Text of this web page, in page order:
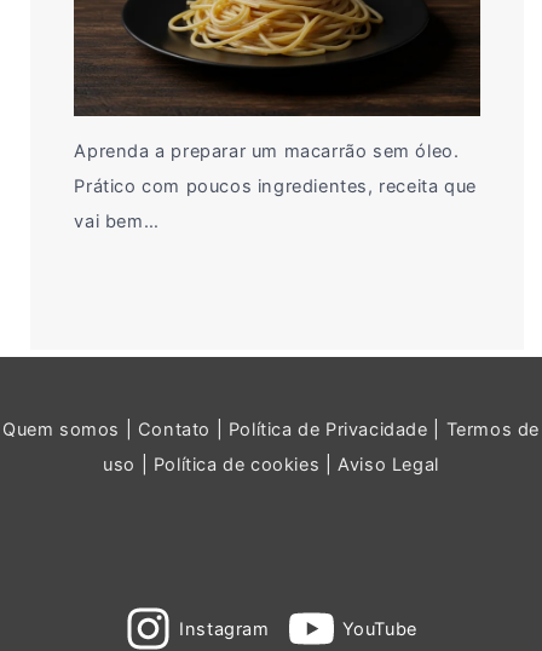
Aprenda a preparar um macarrão sem óleo.
Prático com poucos ingredientes, receita que
vai bem…
Quem somos Contato Política de Privacidade
Termos de
uso
Política de cookies |Aviso Legal
Instagram YouTube